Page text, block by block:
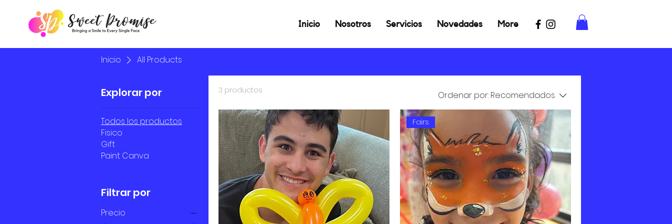
Inicio Nosotros Servicios Novedades More
Inicio All Products
Explorar por
Todos los productos
Fisico
Gift
Paint Canva
Filtrar por
Precio
3 productos Ordenar por: Recomendados
Fairs